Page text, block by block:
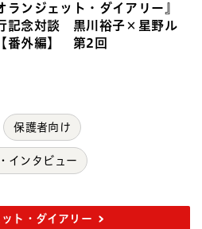
ランジェット・ダイアリー』
記念対談 黒川裕子×星野ル
番外編】 第2回
保護者向け
インタビュー
ト・ダイアリー